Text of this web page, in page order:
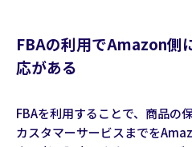
FBAの利用でAmazon側
応がある
FBAを利用することで、商品の
カスタマーサービスまでを